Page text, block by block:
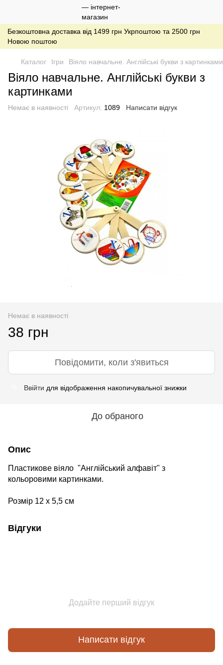
Безкоштовна доставка від 1499 грн Укрпоштою та 2500 грн
Новою поштою
Каталог Ігри Віяло навчальне. Англійські букви з картинками
Віяло навчальне. Англійські букви з
картинками
Немає в наявності Артикул: 1089 Написати відгук
Немає в наявності
38 грн
Повідомити, коли з'явиться
Ввійти для відображення накопичувальної знижки
До обраного
Опис
Пластикове віяло "Англійський алфавіт" з
кольоровими картинками.
Розмір 12 х 5,5 см
Відгуки
Додайте перший відгук
Написати відгук